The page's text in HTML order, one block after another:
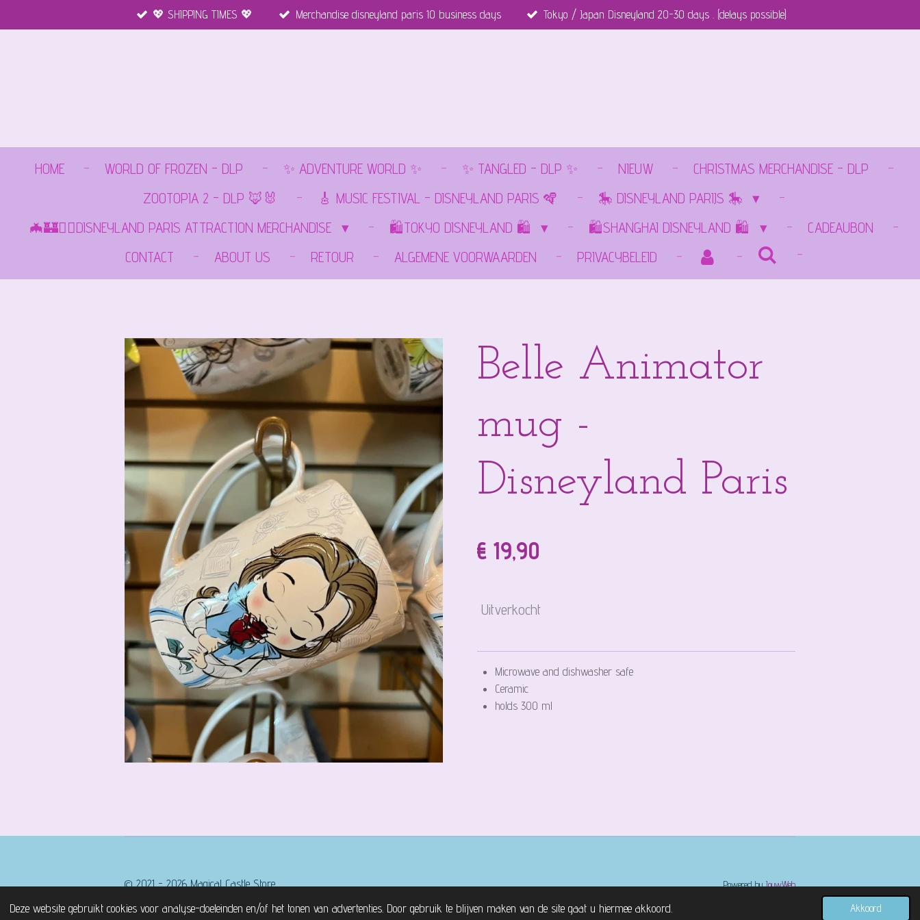
Deze website gebruikt cookies voor analyse-doeleinden en/of het tonen van advertenties. Door gebruik te blijven maken van de site gaat u hiermee akkoord. Akkoord
direct
💖 SHIPPING TIMES 💖 Merchandise disneyland paris 10 business days Tokyo / Japan Disneyland 20-30 days . (delays possible)
HOME WORLD OF FROZEN - DLP ✨ ADVENTURE WORLD ✨ ✨ TANGLED - DLP ✨ NIEUW
CHRISTMAS MERCHANDISE - DLP
ZOOTOPIA 2 - DLP 🦊🐰
🎸 MUSIC FESTIVAL - DISNEYLAND PARIS 🪇
🎠 DISNEYLAND PARIJS 🎠
🦇🏰🏴‍☠️DISNEYLAND PARIS ATTRACTION MERCHANDISE
🛍️TOKYO DISNEYLAND 🛍️ 🛍️SHANGHAI DISNEYLAND 🛍️
CADEAUBON
CONTACT
ABOUT US RETOUR ALGEMENE VOORWAARDEN PRIVACYBELEID
Belle Animator
mug -
Disneyland Paris
€ 19,90
Uitverkocht
Microwave and dishwasher safe
Ceramic
holds 300 ml
© 2021 - 2026 Magical Castle Store Powered byJouwWeb